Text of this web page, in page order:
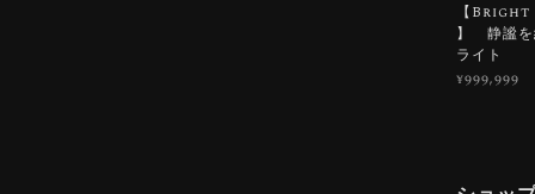
【
】 静謐を
ライト
¥999,999